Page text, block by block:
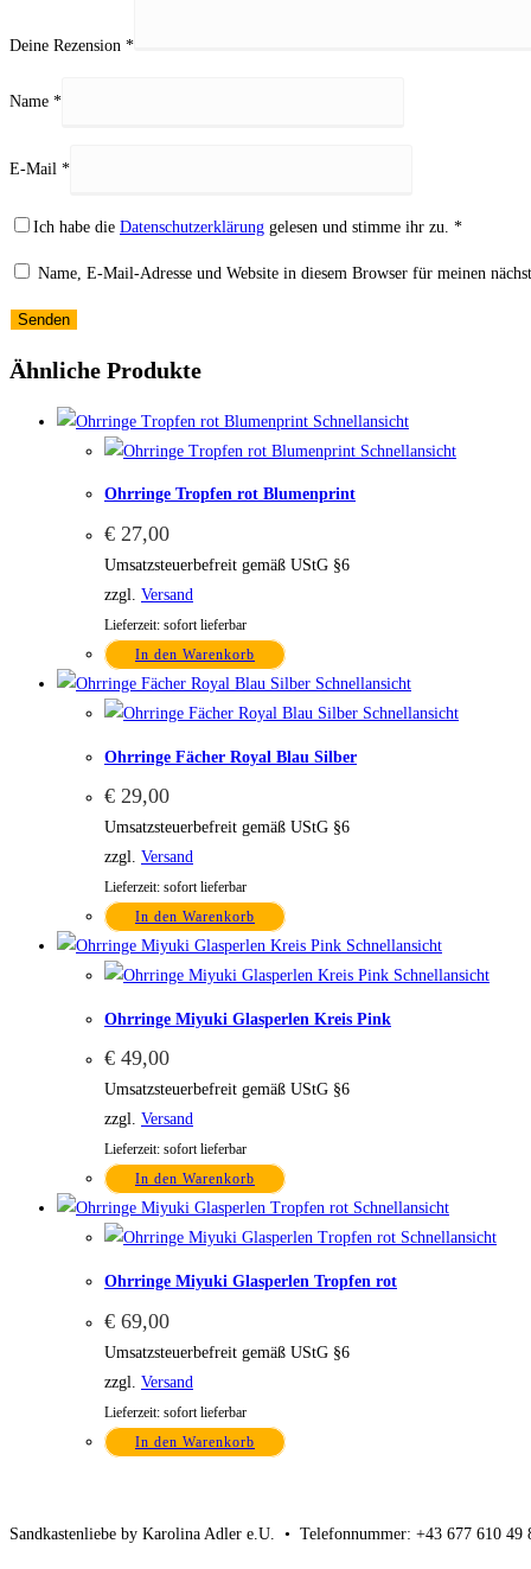
Deine Rezension *
Name *
E-Mail *
Ich habe die Datenschutzerklärung gelesen und stimme ihr zu. *
Name, E-Mail-Adresse und Website in diesem Browser für meinen
Ähnliche Produkte
Schnellansicht
Schnellansicht
Ohrringe Tropfen rot Blumenprint
€ 27,00
Umsatzsteuerbefreit gemäß UStG §6
zzgl. Versand
Lieferzeit: sofort lieferbar
In den Warenkorb
Schnellansicht
Schnellansicht
Ohrringe Fächer Royal Blau Silber
€ 29,00
Umsatzsteuerbefreit gemäß UStG §6
zzgl. Versand
Lieferzeit: sofort lieferbar
In den Warenkorb
Schnellansicht
Schnellansicht
Ohrringe Miyuki Glasperlen Kreis Pink
€ 49,00
Umsatzsteuerbefreit gemäß UStG §6
zzgl. Versand
Lieferzeit: sofort lieferbar
In den Warenkorb
Schnellansicht
Schnellansicht
Ohrringe Miyuki Glasperlen Tropfen rot
€ 69,00
Umsatzsteuerbefreit gemäß UStG §6
zzgl. Versand
Lieferzeit: sofort lieferbar
In den Warenkorb
Sandkastenliebe by Karolina Adler e.U. • Telefonnummer: +43 677 610